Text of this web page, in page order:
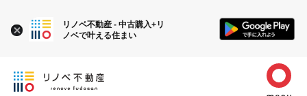
リノベ不動産 - 中古購入+リ
ノベで叶える住まい